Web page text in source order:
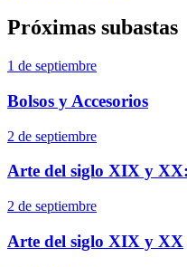
Próximas subastas
1 de septiembre
Bolsos y Accesorios
2 de septiembre
Arte del siglo XIX y
2 de septiembre
Arte del siglo XIX y XX